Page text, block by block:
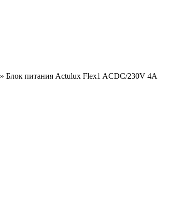
» Блок питания Actulux Flex1 ACDC/230V 4A